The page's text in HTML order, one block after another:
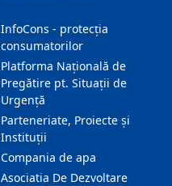
InfoCons - protecția
consumatorilor
Platforma Națională de
Pregătire pt. Situații de
Urgență
Parteneriate, Proiecte și
Instituții
Compania de apa
Asociatia De Dezvoltare